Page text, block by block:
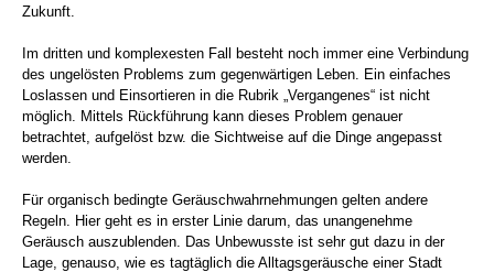
Zukunft.
Im dritten und komplexesten Fall besteht noch immer eine Verbindung
des ungelösten Problems zum gegenwärtigen Leben. Ein einfaches
Loslassen und Einsortieren in die Rubrik „Vergangenes“ ist nicht
möglich. Mittels Rückführung kann dieses Problem genauer
betrachtet, aufgelöst bzw. die Sichtweise auf die Dinge angepasst
werden.
Für organisch bedingte Geräuschwahrnehmungen gelten andere
Regeln. Hier geht es in erster Linie darum, das unangenehme
Geräusch auszublenden. Das Unbewusste ist sehr gut dazu in der
Lage, genauso, wie es tagtäglich die Alltagsgeräusche einer Stadt